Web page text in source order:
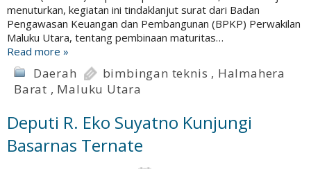
menuturkan, kegiatan ini tindaklanjut surat dari Badan
Pengawasan Keuangan dan Pembangunan (BPKP) Perwakilan
Maluku Utara, tentang pembinaan maturitas…
Read more »
Daerah bimbingan teknis , Halmahera
Barat , Maluku Utara
Deputi R. Eko Suyatno Kunjungi
Basarnas Ternate